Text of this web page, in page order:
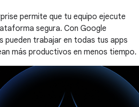
permite que tu equipo ejecute
segura. Con Google
pueden trabajar en todas tus apps
más productivos en menos tiempo.